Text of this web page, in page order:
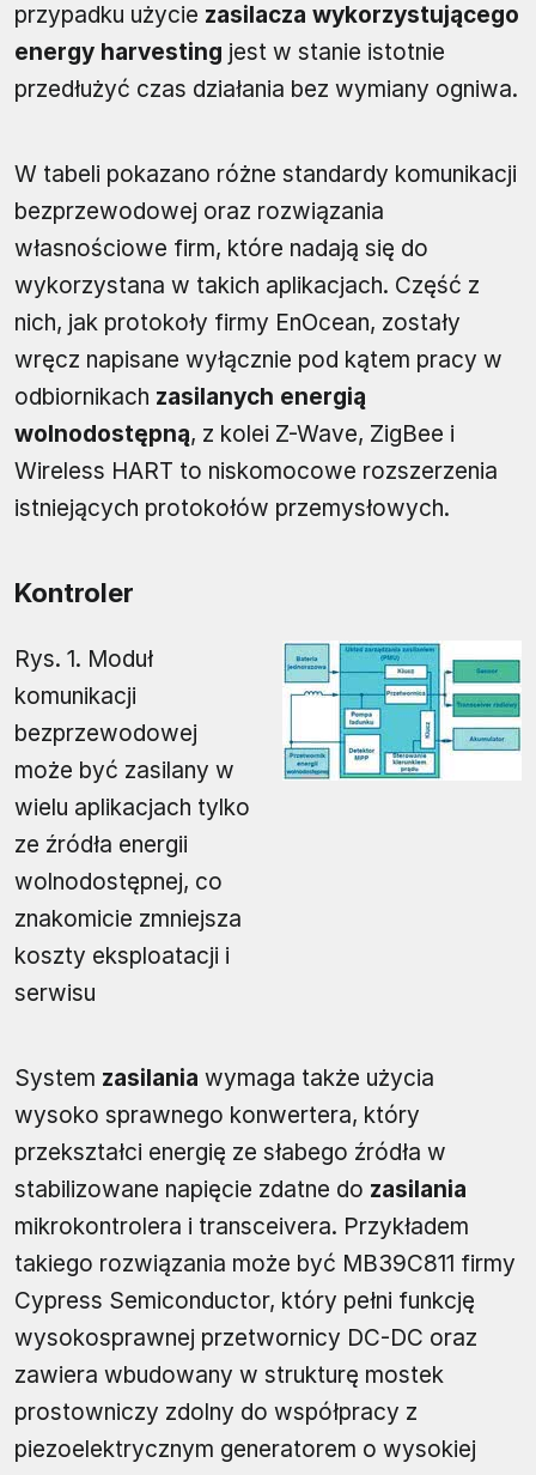
przypadku użycie zasilacza wykorzystującego
energy harvesting jest w stanie istotnie
przedłużyć czas działania bez wymiany ogniwa.
W tabeli pokazano różne standardy komunikacji
bezprzewodowej oraz rozwiązania
własnościowe firm, które nadają się do
wykorzystana w takich aplikacjach. Część z
nich, jak protokoły firmy EnOcean, zostały
wręcz napisane wyłącznie pod kątem pracy w
odbiornikach zasilanych energią
wolnodostępną, z kolei Z-Wave, ZigBee i
Wireless HART to niskomocowe rozszerzenia
istniejących protokołów przemysłowych.
Kontroler
Rys. 1. Moduł
komunikacji
bezprzewodowej
może być zasilany w
wielu aplikacjach tylko
ze źródła energii
wolnodostępnej, co
znakomicie zmniejsza
koszty eksploatacji i
serwisu
System zasilania wymaga także użycia
wysoko sprawnego konwertera, który
przekształci energię ze słabego źródła w
stabilizowane napięcie zdatne do zasilania
mikrokontrolera i transceivera. Przykładem
takiego rozwiązania może być MB39C811 firmy
Cypress Semiconductor, który pełni funkcję
wysokosprawnej przetwornicy DC-DC oraz
zawiera wbudowany w strukturę mostek
prostowniczy zdolny do współpracy z
piezoelektrycznym generatorem o wysokiej